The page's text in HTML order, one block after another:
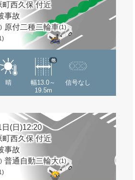
西久保 付近
事故
原付二種二輪車(1)
晴
幅13.0～
19.5m
他
信号なし
(日)12:20
西久保 付近
事故
普通自動二輪大(1)